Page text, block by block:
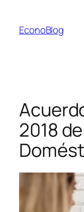
contenido
EconoBlog
2018